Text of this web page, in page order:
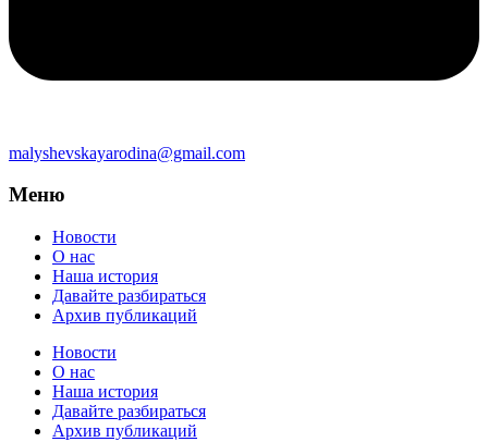
malyshevskayarodina@gmail.com
Меню
Новости
О нас
Наша история
Давайте разбираться
Архив публикаций
Новости
О нас
Наша история
Давайте разбираться
Архив публикаций